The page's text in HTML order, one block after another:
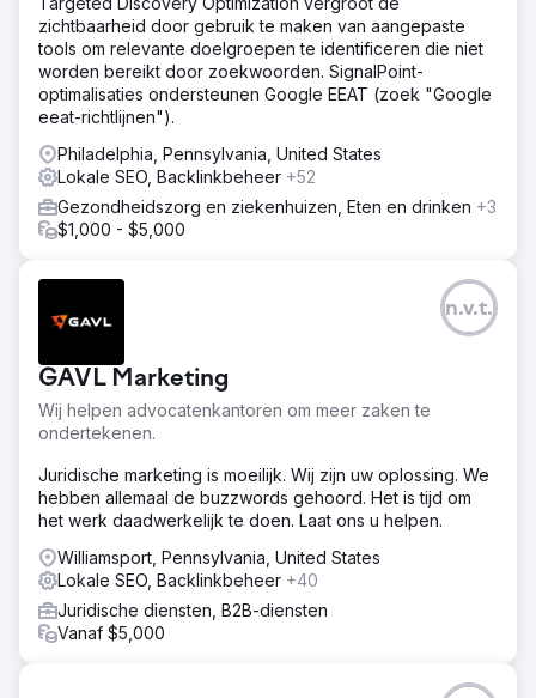
71%. Gemiddelde sessie: 4,8 pagina's, 6:23 minuten.
Conversiepercentage van aanvragen: 8,2%.
Verkoopcyclus verkort van 12 naar 5 dagen. Organisch
verkeer: 67% (vs. 11% van marktplaatsen).
Merkzoekopdrachten met 890% gestegen.
Naar bureaupagina
zichtbaarheid door gebruik te maken van aangepaste
tools om relevante doelgroepen te identificeren die niet
worden bereikt door zoekwoorden. SignalPoint-
optimalisaties ondersteunen Google EEAT (zoek "Google
eeat-richtlijnen").
Philadelphia, Pennsylvania, United States
Lokale SEO, Backlinkbeheer +52
Gezondheidszorg en ziekenhuizen, Eten en drinken +3
$1,000 - $5,000
GAVL Marketing
Wij helpen advocatenkantoren om meer zaken te
ondertekenen.
n.v.t.
Juridische marketing is moeilijk. Wij zijn uw oplossing. We
hebben allemaal de buzzwords gehoord. Het is tijd om
het werk daadwerkelijk te doen. Laat ons u helpen.
Williamsport, Pennsylvania, United States
Lokale SEO, Backlinkbeheer +40
Juridische diensten, B2B-diensten
Vanaf $5,000